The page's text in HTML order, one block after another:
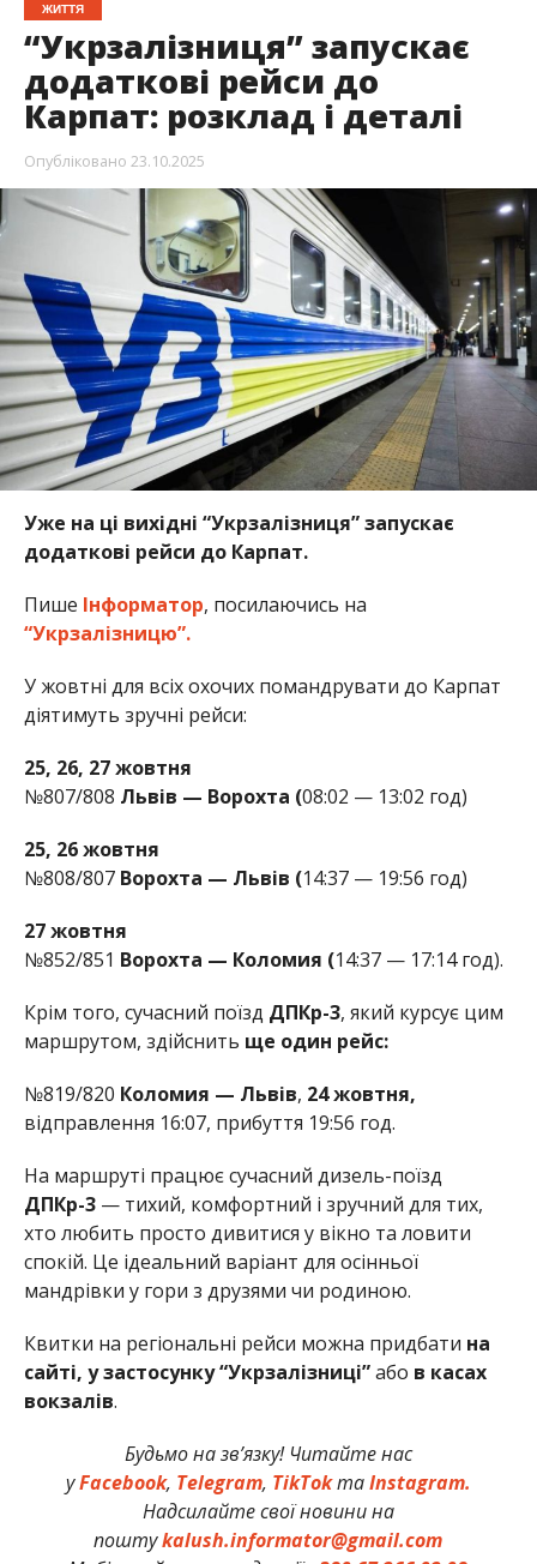
ЖИТТЯ
“Укрзалізниця” запускає
додаткові рейси до
Карпат: розклад і деталі
Опубліковано 23.10.2025
Уже на ці вихідні “Укрзалізниця” запускає
додаткові рейси до Карпат.
Пише Інформатор, посилаючись на
“Укрзалізницю”.
У жовтні для всіх охочих помандрувати до Карпат
діятимуть зручні рейси:
25, 26, 27 жовтня
№807/808 Львів — Ворохта (08:02 — 13:02 год)
25, 26 жовтня
№808/807 Ворохта — Львів (14:37 — 19:56 год)
27 жовтня
№852/851 Ворохта — Коломия (14:37 — 17:14 год).
Крім того, сучасний поїзд ДПКр-3, який курсує цим
маршрутом, здійснить ще один рейс:
№819/820 Коломия — Львів, 24 жовтня,
відправлення 16:07, прибуття 19:56 год.
На маршруті працює сучасний дизель-поїзд
ДПКр-3— тихий, комфортний і зручний для тих,
хто любить просто дивитися у вікно та ловити
спокій. Це ідеальний варіант для осінньої
мандрівки у гори з друзями чи родиною.
Квитки на регіональні рейси можна придбати на
сайті, у застосунку “Укрзалізниці”або в касах
вокзалів.
Будьмо на зв’язку! Читайте нас
уFacebook, Telegram, TikTokтаInstagram.
Надсилайте свої новини на
поштуkalush.informator@gmail.com